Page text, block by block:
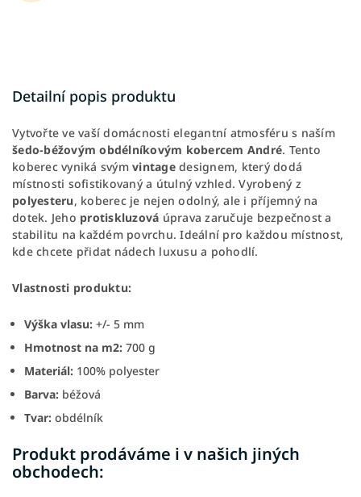
Detailní popis produktu
Vytvořte ve vaší domácnosti elegantní atmosféru s naším
šedo-béžovým obdélníkovým kobercem André. Tento
koberec vyniká svým vintagedesignem, který dodá
místnosti sofistikovaný a útulný vzhled. Vyrobený z
polyesteru, koberec je nejen odolný, ale i příjemný na
dotek. Jeho protiskluzová úprava zaručuje bezpečnost a
stabilitu na každém povrchu. Ideální pro každou místnost,
kde chcete přidat nádech luxusu a pohodlí.
Vlastnosti produktu:
Výška vlasu: +/- 5 mm
Hmotnost na m2: 700 g
Materiál: 100% polyester
Barva: béžová
Tvar: obdélník
Produkt prodáváme i v našich jiných
obchodech: